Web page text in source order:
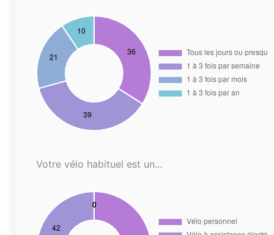
Votre vélo habituel est un...